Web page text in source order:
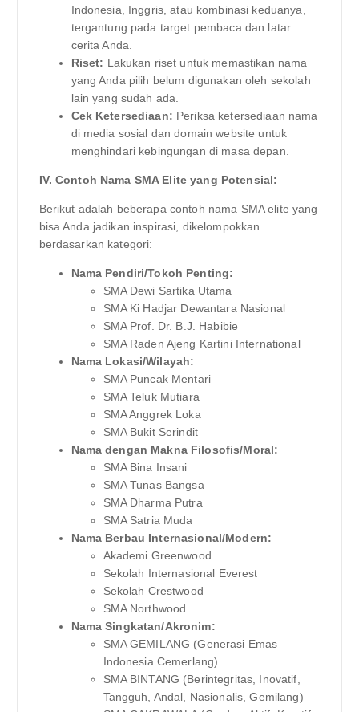
Indonesia, Inggris, atau kombinasi keduanya,
tergantung pada target pembaca dan latar
cerita Anda.
Riset: Lakukan riset untuk memastikan nama
yang Anda pilih belum digunakan oleh sekolah
lain yang sudah ada.
Cek Ketersediaan: Periksa ketersediaan nama
di media sosial dan domain website untuk
menghindari kebingungan di masa depan.
IV. Contoh Nama SMA Elite yang Potensial:
Berikut adalah beberapa contoh nama SMA elite yang
bisa Anda jadikan inspirasi, dikelompokkan
berdasarkan kategori:
Nama Pendiri/Tokoh Penting:
SMA Dewi Sartika Utama
SMA Ki Hadjar Dewantara Nasional
SMA Prof. Dr. B.J. Habibie
SMA Raden Ajeng Kartini International
Nama Lokasi/Wilayah:
SMA Puncak Mentari
SMA Teluk Mutiara
SMA Anggrek Loka
SMA Bukit Serindit
Nama dengan Makna Filosofis/Moral:
SMA Bina Insani
SMA Tunas Bangsa
SMA Dharma Putra
SMA Satria Muda
Nama Berbau Internasional/Modern:
Akademi Greenwood
Sekolah Internasional Everest
Sekolah Crestwood
SMA Northwood
Nama Singkatan/Akronim:
SMA GEMILANG (Generasi Emas
Indonesia Cemerlang)
SMA BINTANG (Berintegritas, Inovatif,
Tangguh, Andal, Nasionalis, Gemilang)